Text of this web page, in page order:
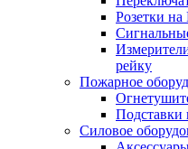
Розетки
рейку
Пожарное
Подставки
Силовое